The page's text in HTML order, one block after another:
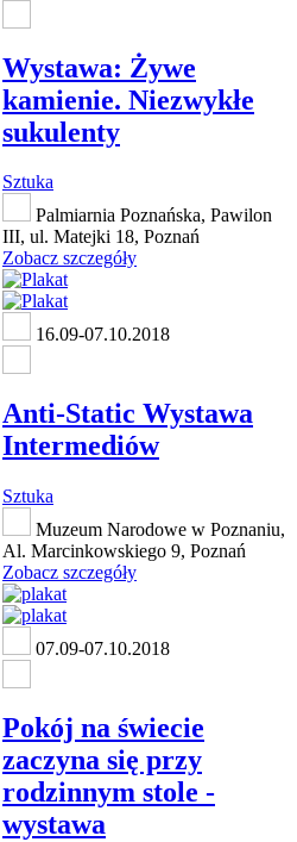
Wystawa: Żywe
kamienie. Niezwykłe
sukulenty
Sztuka
Palmiarnia Poznańska, Pawilon
III, ul. Matejki 18, Poznań
Zobacz szczegóły
16.09-07.10.2018
Anti-Static Wystawa
Intermediów
Sztuka
Muzeum Narodowe w Poznaniu,
Al. Marcinkowskiego 9, Poznań
Zobacz szczegóły
07.09-07.10.2018
Pokój na świecie
zaczyna się przy
rodzinnym stole -
wystawa